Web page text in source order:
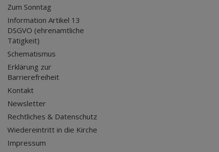
Zum Sonntag
Information Artikel 13
DSGVO (ehrenamtliche
Tätigkeit)
Schematismus
Erklärung zur
Barrierefreiheit
Kontakt
Newsletter
Rechtliches & Datenschutz
Wiedereintritt in die Kirche
Impressum